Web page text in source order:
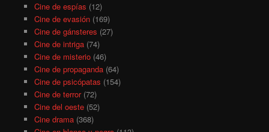
Cine de espías (12)
Cine de evasión(169)
Cine de gánsteres (27)
Cine de intriga(74)
Cine de misterio(46)
Cine de propaganda(64)
Cine de psicópatas (154)
Cine de terror(72)
Cine del oeste(52)
Cine drama(368)